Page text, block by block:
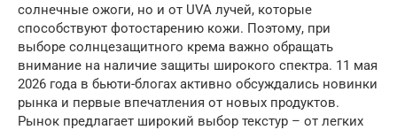
солнечные ожоги, но и от UVA лучей, которые
способствуют фотостарению кожи. Поэтому, при
выборе солнцезащитного крема важно обращать
внимание на наличие защиты широкого спектра. 11 мая
2026 года в бьюти-блогах активно обсуждались новинки
рынка и первые впечатления от новых продуктов.
Рынок предлагает широкий выбор текстур – от легких